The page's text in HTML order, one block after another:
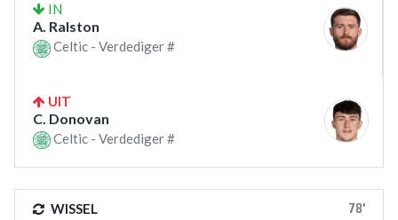
IN
A. Ralston
Celtic - Verdediger #
UIT
C. Donovan
Celtic - Verdediger #
WISSEL 78'